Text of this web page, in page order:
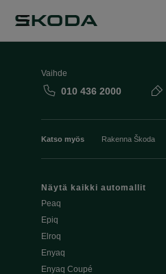
Vaihde
010 436 2000
Katso myös Rakenna Škoda
Näytä kaikki automallit
Peaq
Epiq
Elroq
Enyaq
Enyaq Coupé